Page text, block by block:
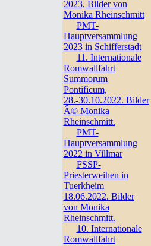
2023, Bilder von
Monika Rheinschmitt
PMT-
Hauptversammlung
2023 in Schifferstadt
11. Internationale
Romwallfahrt
Summorum
Pontificum,
28.-30.10.2022. Bilder
Â© Monika
Rheinschmitt.
PMT-
Hauptversammlung
2022 in Villmar
FSSP-
Priesterweihen in
Tuerkheim
18.06.2022. Bilder
von Monika
Rheinschmitt.
10. Internationale
Romwallfahrt